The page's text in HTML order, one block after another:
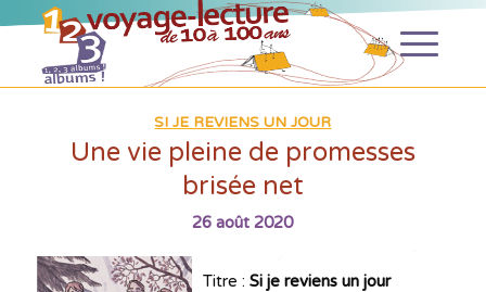
SI JE REVIENS UN JOUR
Une vie pleine de promesses
brisée net
26 août 2020
Titre : Si je reviens un jour